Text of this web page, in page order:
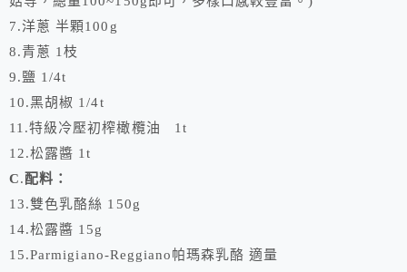
7.洋蔥 半顆100g
8.青蔥 1枝
9.鹽 1/4t
10.黑胡椒 1/4t
11.特級冷壓初榨橄欖油 1t
12.松露醬 1t
C.配料：
13.雙色乳酪絲 150g
14.松露醬 15g
15.Parmigiano-Reggiano帕瑪森乳酪 適量